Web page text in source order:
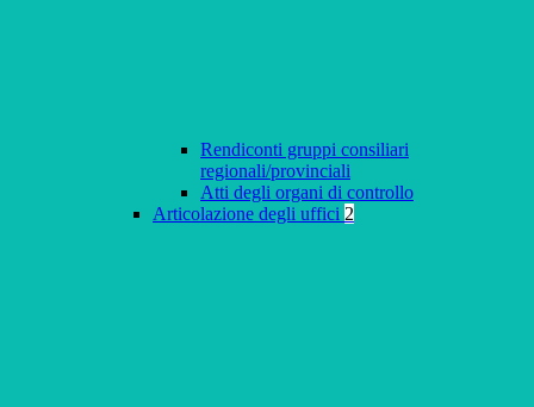
Rendiconti gruppi consiliari
regionali/provinciali
Atti degli organi di controllo
Articolazione degli uffici 2